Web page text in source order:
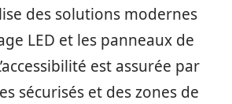
des solutions modernes
LED et les panneaux de
est assurée par
sécurisés et des zones de